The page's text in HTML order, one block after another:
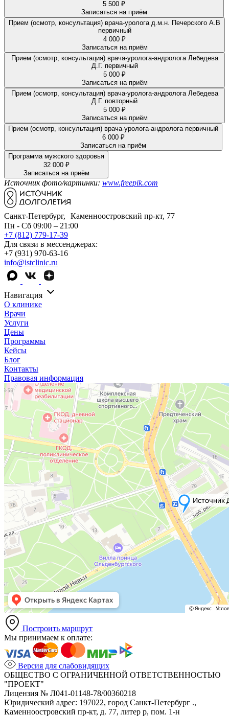
5 500 ₽
Записаться на приём
Прием (осмотр, консультация) врача-уролога д.м.н. Печерского А.В
первичный
4 000 ₽
Записаться на приём
Прием (осмотр, консультация) врача-уролога-андролога Лебедева
Д.Г. первичный
5 000 ₽
Записаться на приём
Прием (осмотр, консультация) врача-уролога-андролога Лебедева
Д.Г. повторный
5 000 ₽
Записаться на приём
Прием (осмотр, консультация) врача-уролога-андролога первичный
6 000 ₽
Записаться на приём
Программа мужского здоровья
32 000 ₽
Записаться на приём
Источник фото/картинки: www.freepik.com
Санкт-Петербург, Каменноостровский пр-кт, 77
Пн - Сб 09:00 – 21:00
+7 (812) 779-17-39
Для связи в мессенджерах:
+7 (931) 970-63-16
info@istclinic.ru
Навигация
О клинике
Врачи
Услуги
Цены
Программы
Кейсы
Блог
Контакты
Правовая информация
Построить маршрут
Мы принимаем к оплате:
Версия для слабовидящих
ОБЩЕСТВО С ОГРАНИЧЕННОЙ ОТВЕТСТВЕННОСТЬЮ
"ПРОЕКТ"
Лицензия № Л041-01148-78/00360218
Юридический адрес: 197022, город Санкт-Петербург .,
Каменноостровский пр-кт, д. 77, литер р, пом. 1-н